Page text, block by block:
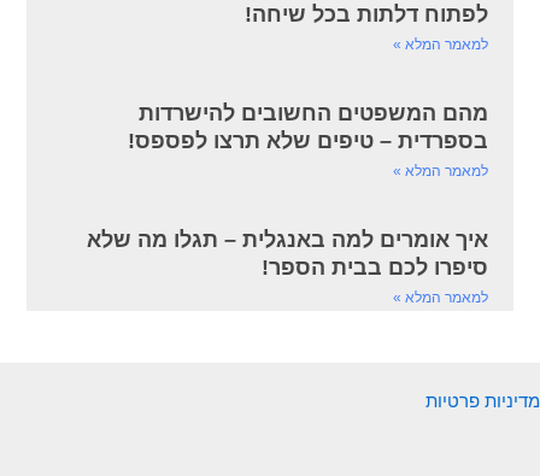
לפתוח דלתות בכל שיחה!
למאמר המלא »
מהם המשפטים החשובים להישרדות
בספרדית – טיפים שלא תרצו לפספס!
למאמר המלא »
איך אומרים למה באנגלית – תגלו מה שלא
סיפרו לכם בבית הספר!
למאמר המלא »
מדיניות פרטיות